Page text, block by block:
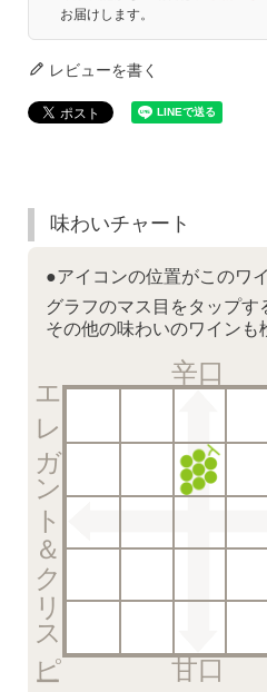
お届けします。
レビューを書く
味わいチャート
●アイコンの位置がこのワ
グラフのマス目をタップす
その他の味わいのワインも
辛口
甘口
エレガント＆クリスピー